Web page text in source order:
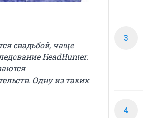
свадьбой, чаще
HeadHunter.
Одну из таких
3
4